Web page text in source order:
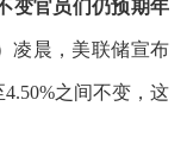
变官员们仍预期年
凌晨，美联储宣布
之间不变，这